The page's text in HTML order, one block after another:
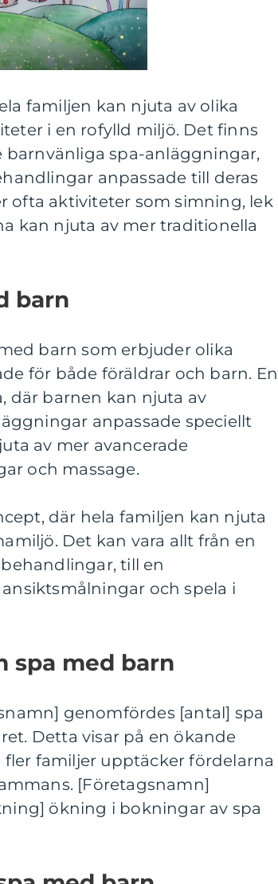
familjen kan njuta av olika
i en rofylld miljö. Det finns
barnvänliga spa-anläggningar,
anpassade till deras
ofta aktiviteter som simning, lek
kan njuta av mer traditionella
barn
barn som erbjuder olika
för både föräldrar och barn. En
där barnen kan njuta av
anpassade speciellt
av mer avancerade
och massage.
där hela familjen kan njuta
Det kan vara allt från en
till en
och spela i
spa med barn
genomfördes [antal] spa
Detta visar på en ökande
familjer upptäcker fördelarna
[Företagsnamn]
ökning i bokningar av spa